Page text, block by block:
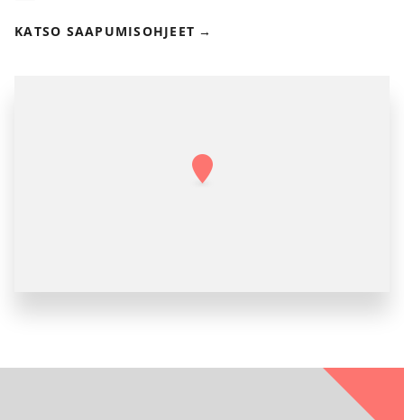
KATSO SAAPUMISOHJEET